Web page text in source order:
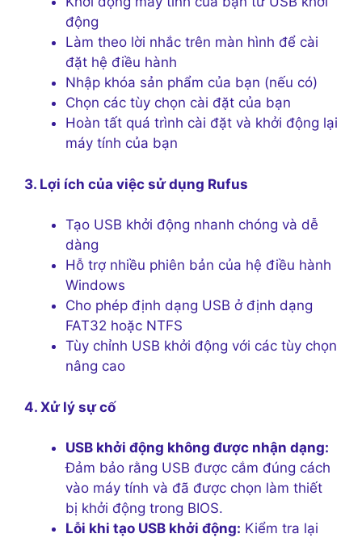
động
Làm theo lời nhắc trên màn hình để cài
đặt hệ điều hành
Nhập khóa sản phẩm của bạn (nếu có)
Chọn các tùy chọn cài đặt của bạn
Hoàn tất quá trình cài đặt và khởi động lại
máy tính của bạn
3. Lợi ích của việc sử dụng Rufus
Tạo USB khởi động nhanh chóng và dễ
dàng
Hỗ trợ nhiều phiên bản của hệ điều hành
Windows
Cho phép định dạng USB ở định dạng
FAT32 hoặc NTFS
Tùy chỉnh USB khởi động với các tùy chọn
nâng cao
4. Xử lý sự cố
USB khởi động không được nhận dạng:
Đảm bảo rằng USB được cắm đúng cách
vào máy tính và đã được chọn làm thiết
bị khởi động trong BIOS.
Lỗi khi tạo USB khởi động: Kiểm tra lại